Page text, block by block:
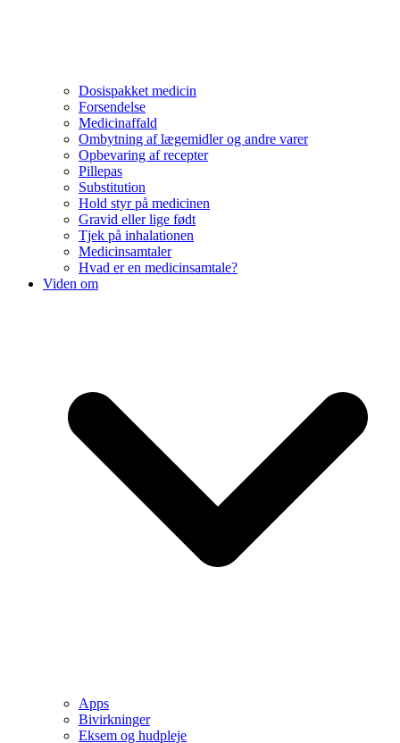
Dosispakket medicin
Forsendelse
Medicinaffald
Ombytning af lægemidler og andre varer
Opbevaring af recepter
Pillepas
Substitution
Hold styr på medicinen
Gravid eller lige født
Tjek på inhalationen
Medicinsamtaler
Hvad er en medicinsamtale?
Viden om
Apps
Bivirkninger
Eksem og hudpleje